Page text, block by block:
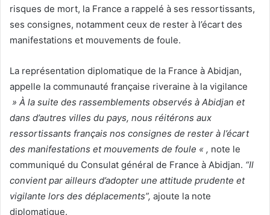
risques de mort, la France a rappelé à ses ressortissants,
ses consignes, notamment ceux de rester à l’écart des
manifestations et mouvements de foule.
La représentation diplomatique de la France à Abidjan,
appelle la communauté française riveraine à la vigilance
» À la suite des rassemblements observés à Abidjan et
dans d’autres villes du pays, nous réitérons aux
ressortissants français nos consignes de rester à l’écart
des manifestations et mouvements de foule « , note le
communiqué du Consulat général de France à Abidjan. “Il
convient par ailleurs d’adopter une attitude prudente et
vigilante lors des déplacements”, ajoute la note
diplomatique.